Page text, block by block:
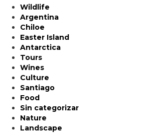
Wildlife
Argentina
Chiloe
Easter Island
Antarctica
Tours
Wines
Culture
Santiago
Food
Sin categorizar
Nature
Landscape